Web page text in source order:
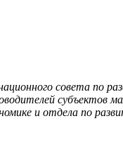
совета по
субъектов
и отдела по